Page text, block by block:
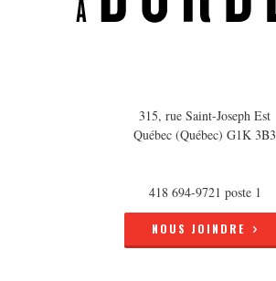
315, rue Saint-Joseph Est
Québec (Québec) G1K 3B3
418 694-9721 poste 1
NOUS JOINDRE